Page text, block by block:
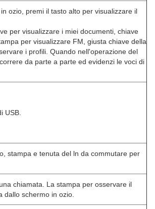
ozio, premi il tasto alto per visualizzare il
per visualizzare i miei documenti, chiave
per visualizzare FM, giusta chiave della
i profili. Quando nell'operazione del
da parte a parte ed evidenzi le voci di
USB.
stampa e tenuta del ln da commutare per
chiamata. La stampa per osservare il
dallo schermo in ozio.